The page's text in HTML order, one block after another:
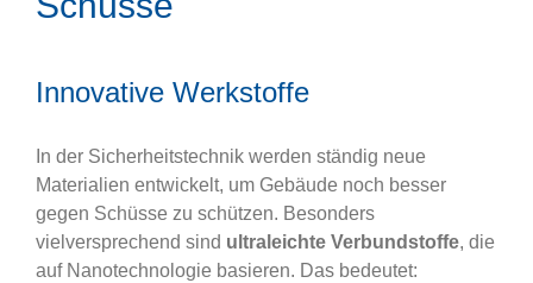
Innovative Werkstoffe
In der Sicherheitstechnik werden ständig neue
Materialien entwickelt, um Gebäude noch besser
gegen Schüsse zu schützen. Besonders
vielversprechend sind ultraleichte Verbundstoffe, die
auf Nanotechnologie basieren. Das bedeutet: